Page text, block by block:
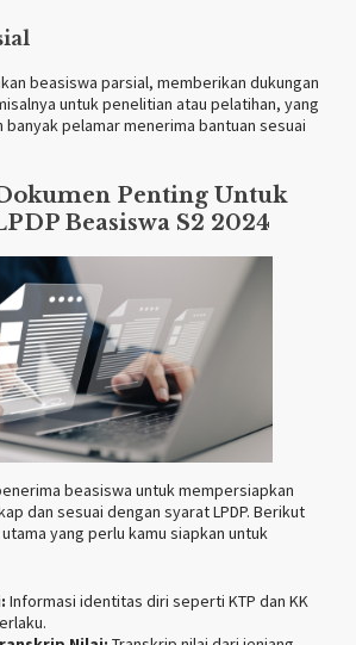
beasiswa parsial, memberikan dukungan
untuk penelitian atau pelatihan, yang
banyak pelamar menerima bantuan sesuai
Penting Untuk
Beasiswa S2 2024
beasiswa untuk mempersiapkan
dan sesuai dengan syarat LPDP. Berikut
yang perlu kamu siapkan untuk
Informasi identitas diri seperti KTP dan KK